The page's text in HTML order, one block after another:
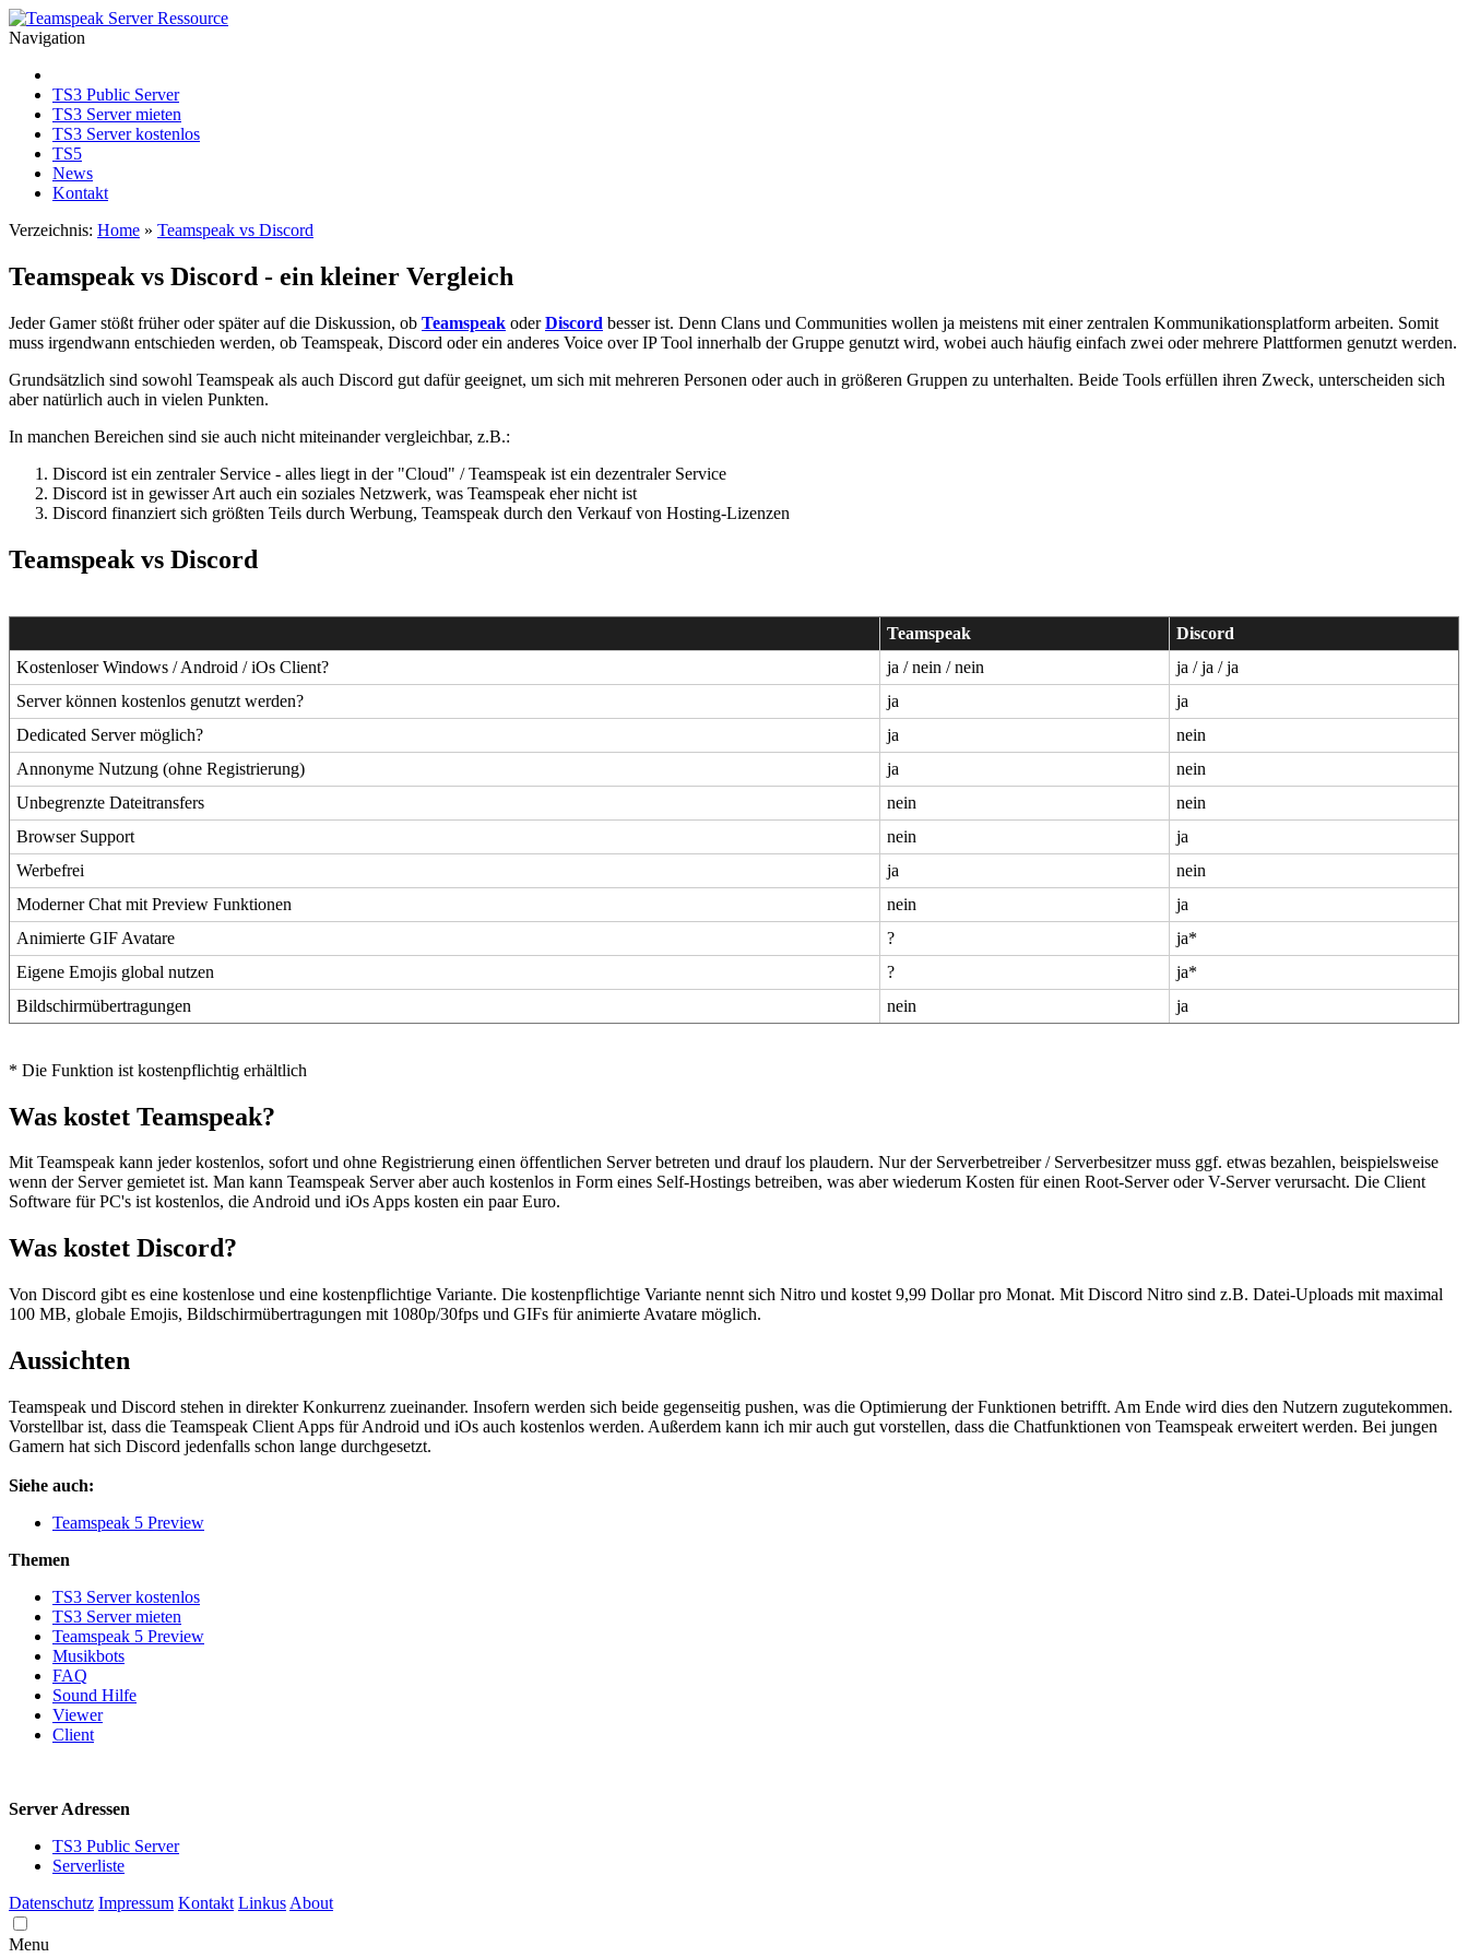
Navigation
TS3 Public Server
TS3 Server mieten
TS3 Server kostenlos
TS5
News
Kontakt
Verzeichnis: Home » Teamspeak vs Discord
Teamspeak vs Discord - ein kleiner Vergleich
Jeder Gamer stößt früher oder später auf die Diskussion, ob Teamspeak oderDiscord besser ist. Denn Clans und Communities wollen ja meistens mit einer zentralen Kommunikationsplatform arbeiten. Somit
muss irgendwann entschieden werden, ob Teamspeak, Discord oder ein anderes Voice over IP Tool innerhalb der Gruppe genutzt wird, wobei auch häufig einfach zwei oder mehrere Plattformen genutzt werden.
Grundsätzlich sind sowohl Teamspeak als auch Discord gut dafür geeignet, um sich mit mehreren Personen oder auch in größeren Gruppen zu unterhalten. Beide Tools erfüllen ihren Zweck, unterscheiden sich
aber natürlich auch in vielen Punkten.
In manchen Bereichen sind sie auch nicht miteinander vergleichbar, z.B.:
Discord ist ein zentraler Service - alles liegt in der "Cloud" / Teamspeak ist ein dezentraler Service
Discord ist in gewisser Art auch ein soziales Netzwerk, was Teamspeak eher nicht ist
Discord finanziert sich größten Teils durch Werbung, Teamspeak durch den Verkauf von Hosting-Lizenzen
Teamspeak vs Discord
Teamspeak
Discord
Kostenloser Windows / Android / iOs Client?
ja / nein / nein
ja / ja / ja
Server können kostenlos genutzt werden?
ja
ja
Dedicated Server möglich?
ja
nein
Annonyme Nutzung (ohne Registrierung)
ja
nein
Unbegrenzte Dateitransfers
nein
nein
Browser Support
nein
ja
Werbefrei
ja
nein
Moderner Chat mit Preview Funktionen
nein
ja
Animierte GIF Avatare
?
ja*
Eigene Emojis global nutzen
?
ja*
Bildschirmübertragungen
nein ja
* Die Funktion ist kostenpflichtig erhältlich
Was kostet Teamspeak?
Mit Teamspeak kann jeder kostenlos, sofort und ohne Registrierung einen öffentlichen Server betreten und drauf los plaudern. Nur der Serverbetreiber / Serverbesitzer muss ggf. etwas bezahlen, beispielsweise
wenn der Server gemietet ist. Man kann Teamspeak Server aber auch kostenlos in Form eines Self-Hostings betreiben, was aber wiederum Kosten für einen Root-Server oder V-Server verursacht. Die Client
Software für PC's ist kostenlos, die Android und iOs Apps kosten ein paar Euro.
Was kostet Discord?
Von Discord gibt es eine kostenlose und eine kostenpflichtige Variante. Die kostenpflichtige Variante nennt sich Nitro und kostet 9,99 Dollar pro Monat. Mit Discord Nitro sind z.B. Datei-Uploads mit maximal
100 MB, globale Emojis, Bildschirmübertragungen mit 1080p/30fps und GIFs für animierte Avatare möglich.
Aussichten
Teamspeak und Discord stehen in direkter Konkurrenz zueinander. Insofern werden sich beide gegenseitig pushen, was die Optimierung der Funktionen betrifft. Am Ende wird dies den Nutzern zugutekommen.
Vorstellbar ist, dass die Teamspeak Client Apps für Android und iOs auch kostenlos werden. Außerdem kann ich mir auch gut vorstellen, dass die Chatfunktionen von Teamspeak erweitert werden. Bei jungen
Gamern hat sich Discord jedenfalls schon lange durchgesetzt.
Siehe auch:
Teamspeak 5 Preview
Themen
TS3 Server kostenlos
TS3 Server mieten
Teamspeak 5 Preview
Musikbots
FAQ
Sound Hilfe
Viewer
Client
Server Adressen
TS3 Public Server
Serverliste
Datenschutz Impressum Kontakt Linkus About
Menu